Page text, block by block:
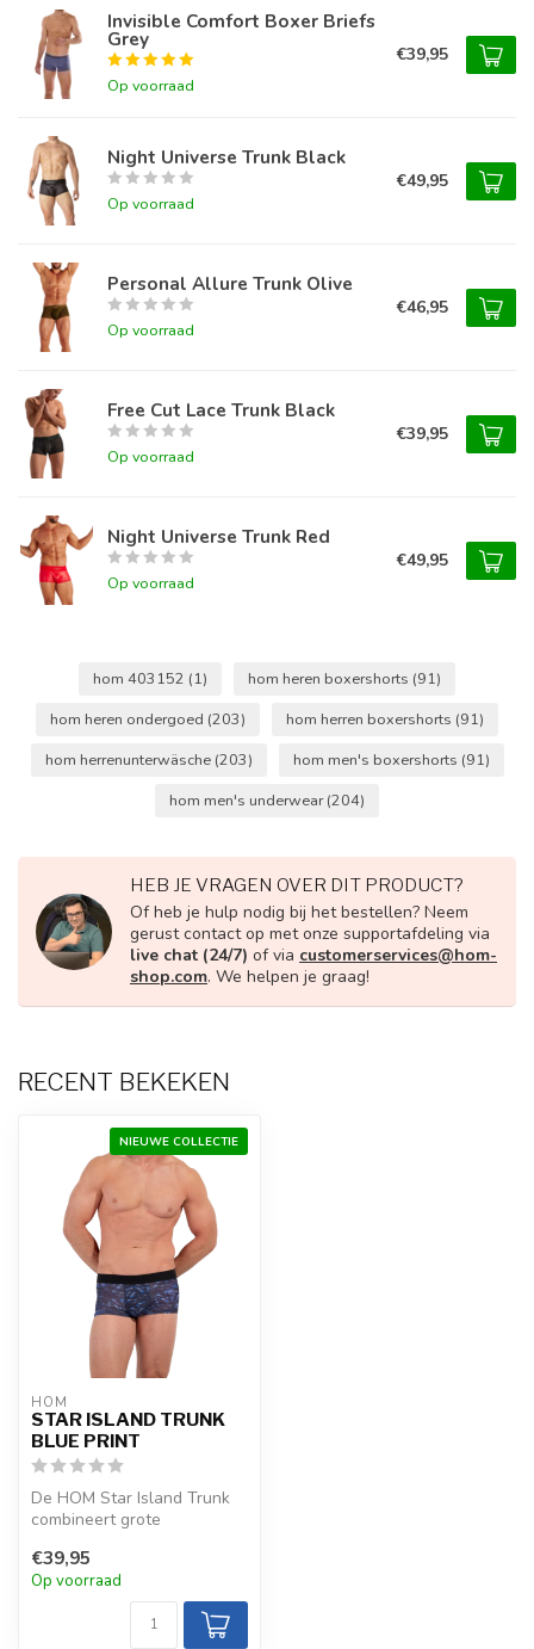
Invisible Comfort Boxer Briefs
Grey
Op voorraad
€39,95
Night Universe Trunk Black
Op voorraad
€49,95
Personal Allure Trunk Olive
Op voorraad
€46,95
Free Cut Lace Trunk Black
Op voorraad
€39,95
Night Universe Trunk Red
Op voorraad
€49,95
hom 403152 (1) hom heren boxershorts (91)
hom heren ondergoed (203) hom herren boxershorts (91)
hom herrenunterwäsche (203) hom men's boxershorts (91)
hom men's underwear(204)
HEB JE VRAGEN OVER DIT PRODUCT?
Of heb je hulp nodig bij het bestellen? Neem
gerust contact op met onze supportafdeling via
live chat (24/7) of via customerservices@hom-
shop.com. We helpen je graag!
RECENT BEKEKEN
NIEUWE COLLECTIE
HOM
STAR ISLAND TRUNK
BLUE PRINT
De HOM Star Island Trunk
combineert grote
horizontale strep...
€39,95
Op voorraad